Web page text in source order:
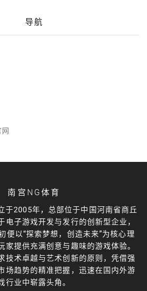
导航
南宫NG体育
于2005年，总部位于中国河南省商丘
电子游戏开发与发行的创新型企业，
便以“探索梦想，创造未来”为核心理
家提供充满创意与趣味的游戏体验。
技术卓越与艺术创新的原则，凭借强
场趋势的精准把握，迅速在国内外游
行业中崭露头角。